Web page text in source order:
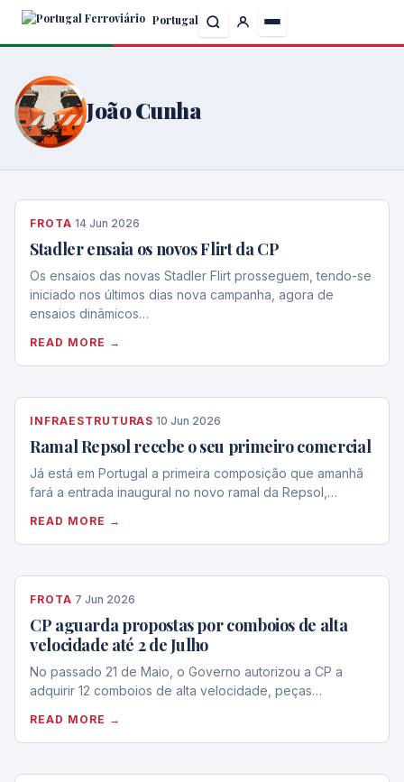
Skip
content
Portugal
João Cunha
FROTA·14 Jun 2026
Stadler ensaia os novos Flirt da CP
Os ensaios das novas Stadler Flirt prosseguem, tendo-se
iniciado nos últimos dias nova campanha, agora de
ensaios dinâmicos…
READ MORE →
INFRAESTRUTURAS·10 Jun 2026
Ramal Repsol recebe o seu primeiro comercial
Já está em Portugal a primeira composição que amanhã
fará a entrada inaugural no novo ramal da Repsol,…
READ MORE →
FROTA·7 Jun 2026
CP aguarda propostas por comboios de alta
velocidade até 2 de Julho
No passado 21 de Maio, o Governo autorizou a CP a
adquirir 12 comboios de alta velocidade, peças…
READ MORE →